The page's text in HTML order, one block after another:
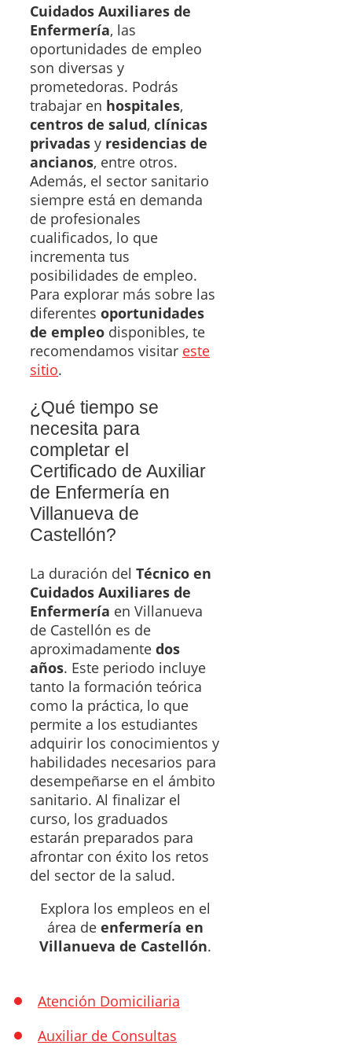
Cuidados Auxiliares de
Enfermería, las
oportunidades de empleo
son diversas y
prometedoras. Podrás
trabajar en hospitales,
centros de salud, clínicas
privadas y residencias de
ancianos, entre otros.
Además, el sector sanitario
siempre está en demanda
de profesionales
cualificados, lo que
incrementa tus
posibilidades de empleo.
Para explorar más sobre las
diferentes oportunidades
de empleo disponibles, te
recomendamos visitar este
sitio.
¿Qué tiempo se
necesita para
completar el
Certificado de Auxiliar
de Enfermería en
Villanueva de
Castellón?
La duración del Técnico en
Cuidados Auxiliares de
Enfermería en Villanueva
de Castellón es de
aproximadamente dos
años. Este periodo incluye
tanto la formación teórica
como la práctica, lo que
permite a los estudiantes
adquirir los conocimientos y
habilidades necesarios para
desempeñarse en el ámbito
sanitario. Al finalizar el
curso, los graduados
estarán preparados para
afrontar con éxito los retos
del sector de la salud.
Explora los empleos en el
área de enfermería en
Villanueva de Castellón.
Atención Domiciliaria
Auxiliar de Consultas